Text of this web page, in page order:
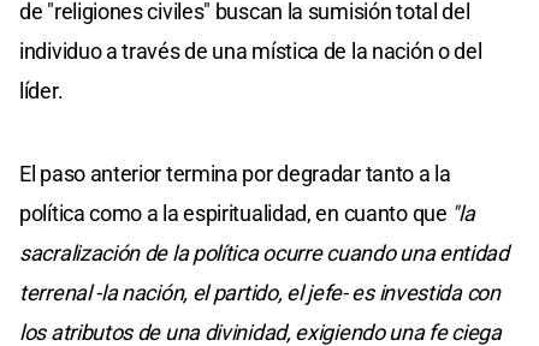
de "religiones civiles" buscan la sumisión total del
individuo a través de una mística de la nación o del
líder.
El paso anterior termina por degradar tanto a la
política como a la espiritualidad, en cuanto que "la
sacralización de la política ocurre cuando una entidad
terrenal -la nación, el partido, el jefe- es investida con
los atributos de una divinidad, exigiendo una fe ciega